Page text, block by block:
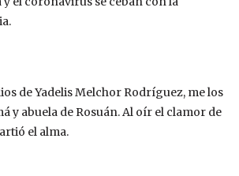
de Yadelis Melchor Rodríguez, me los
y abuela de Rosuán. Al oír el clamor de
el alma.